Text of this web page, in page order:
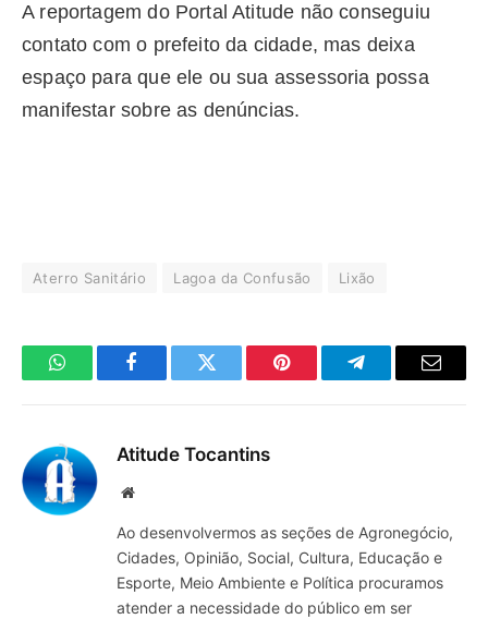
A reportagem do Portal Atitude não conseguiu
contato com o prefeito da cidade, mas deixa
espaço para que ele ou sua assessoria possa
manifestar sobre as denúncias.
Aterro Sanitário Lagoa da Confusão Lixão
WhatsAppFacebookTwitter Pinterest TelegramaE-
Atitude Tocantins
Site
Ao desenvolvermos as seções de Agronegócio,
Cidades, Opinião, Social, Cultura, Educação e
Esporte, Meio Ambiente e Política procuramos
atender a necessidade do público em ser